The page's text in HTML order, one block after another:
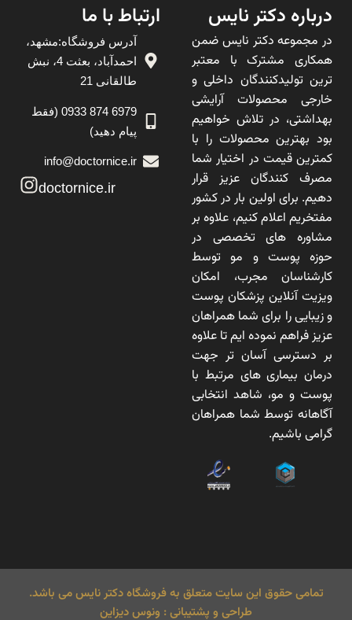
درباره دکتر نایس
در مجموعه دکتر نایس ضمن
همکاری مشترک با معتبر
ترین تولیدکنندگان داخلی و
خارجی محصولات آرایشی
بهداشتی، در تلاش خواهیم
بود بهترین محصولات را با
کمترین قیمت در اختیار شما
مصرف کنندگان عزیز قرار
دهیم. برای اولین بار در کشور
مفتخریم اعلام کنیم، علاوه بر
مشاوره های تخصصی در
حوزه پوست و مو توسط
کارشناسان مجرب، امکان
ویزیت آنلاین پزشکان پوست
و زیبایی را برای شما همراهان
عزیز فراهم نموده ایم تا علاوه
بر دسترسی آسان تر جهت
درمان بیماری های مرتبط با
پوست و مو، شاهد انتخابی
آگاهانه توسط شما همراهان
گرامی باشیم.
ارتباط با ما
آدرس فروشگاه:مشهد،
احمدآباد، بعثت 4، نبش
طالقانی 21
6979 874 0933 (فقط
پیام دهید)
info@doctornice.ir
doctornice.ir
تمامی حقوق این سایت متعلق به فروشگاه دکتر نایس می باشد.
طراحی و پشتیبانی : ونوس دیزاین